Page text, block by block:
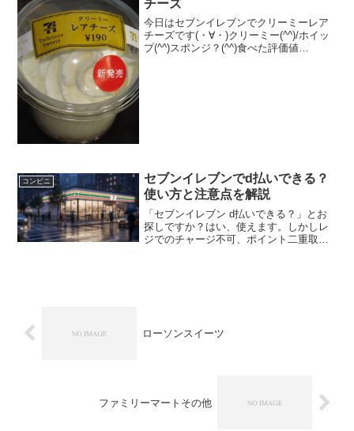
チーズ
今日はセブンイレブンでクリーミーレア
チーズです(・∀・)クリーミー(^^)/ホイッ
プ(^^)スポンジ？(^^)食べた評価値
コンビニ
セブンイレブンでd払いできる？
使い方と注意点を解説
「セブンイレブン d払いできる？」とお
探しですか？はい、使えます。しかしレ
ジでのチャージ不可、ポイント二重取り
ローソンスイーツ
ファミリーマートその他